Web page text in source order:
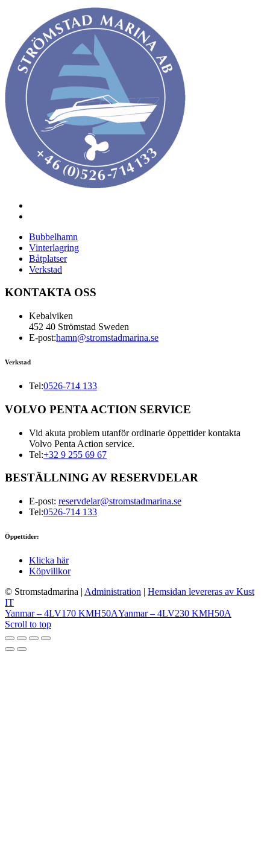
Bubbelhamn
Vinterlagring
Båtplatser
Verkstad
KONTAKTA OSS
Kebalviken
452 40 Strömstad Sweden
E-post:hamn@stromstadmarina.se
Verkstad
Tel:0526-714 133
VOLVO PENTA ACTION SERVICE
Vid akuta problem utanför ordinarie öppettider kontakta
Volvo Penta Action service.
Tel:+32 9 255 69 67
BESTÄLLNING AV RESERVDELAR
E-post: reservdelar@stromstadmarina.se
Tel:0526-714 133
Öppettider:
Klicka här
Köpvillkor
© Stromstadmarina | Administration | Hemsidan levereras av Kust
IT
Yanmar – 4LV170 KMH50AYanmar – 4LV230 KMH50A
Scroll to top